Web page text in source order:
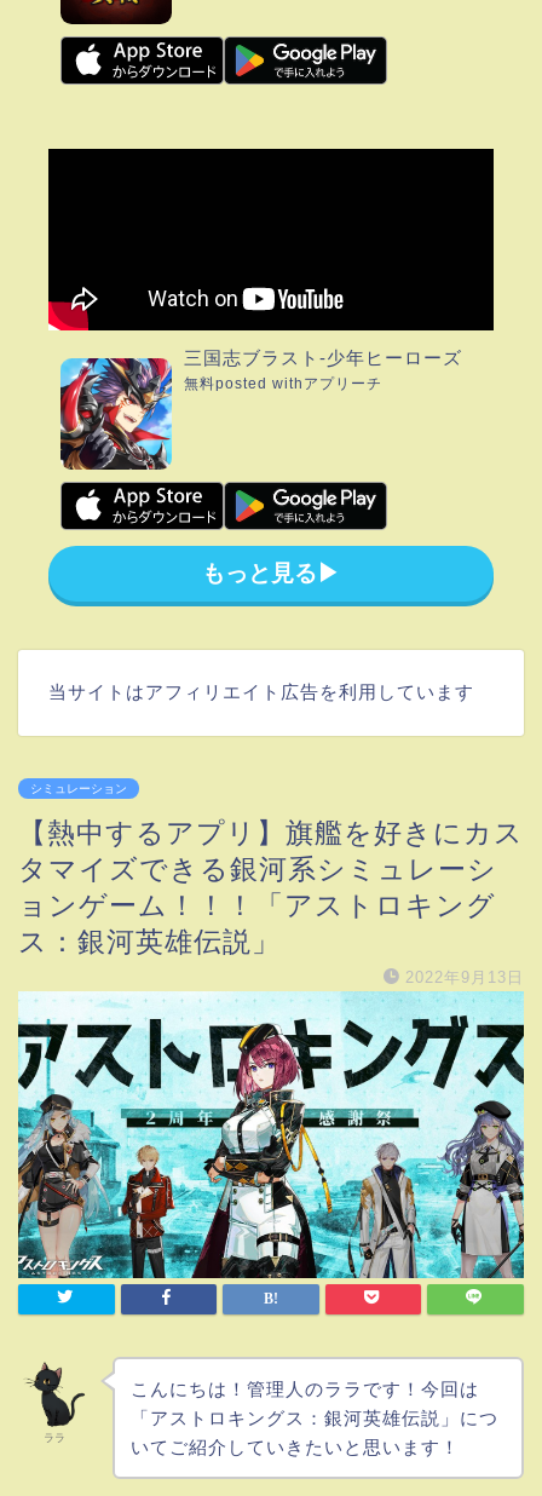
三国志ブラスト-少年ヒーローズ
無料posted with アプリーチ
もっと見る▶︎
当サイトはアフィリエイト広告を利用しています
シミュレーション
【熱中するアプリ】旗艦を好きにカス
タマイズできる銀河系シミュレーシ
ョンゲーム！！！「アストロキング
ス：銀河英雄伝説」
2022年9月13日
ララ
こんにちは！管理人のララです！今回は
「アストロキングス：銀河英雄伝説」につ
いてご紹介していきたいと思います！